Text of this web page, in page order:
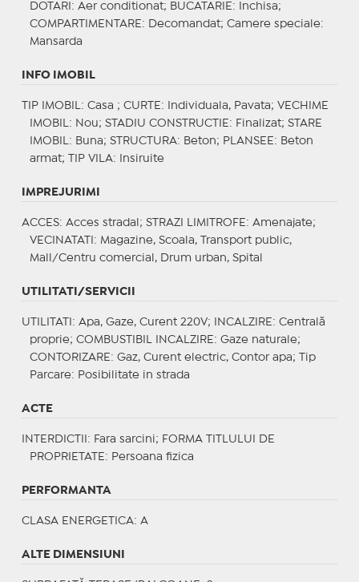
DOTARI : Aer conditionat; BUCATARIE : Inchisa;
COMPARTIMENTARE : Decomandat; Camere speciale:
Mansarda
INFO IMOBIL
TIP IMOBIL : Casa ; CURTE : Individuala, Pavata; VECHIME
IMOBIL : Nou; STADIU CONSTRUCTIE : Finalizat; STARE
IMOBIL : Buna; STRUCTURA: Beton; PLANSEE : Beton
armat;
TIP VILA: Insiruite
IMPREJURIMI
ACCES: Acces stradal; STRAZI LIMITROFE : Amenajate;
VECINATATI : Magazine, Scoala, Transport public,
Mall/Centru comercial, Drum urban, Spital
UTILITATI/SERVICII
UTILITATI : Apa, Gaze, Curent 220V; INCALZIRE : Centrală
proprie; COMBUSTIBIL INCALZIRE : Gaze naturale;
CONTORIZARE : Gaz, Curent electric, Contor apa;
Tip
Parcare: Posibilitate in strada
ACTE
INTERDICTII : Fara sarcini; FORMA TITLULUI DE
PROPRIETATE : Persoana fizica
PERFORMANTA
CLASA ENERGETICA: A
ALTE DIMENSIUNI